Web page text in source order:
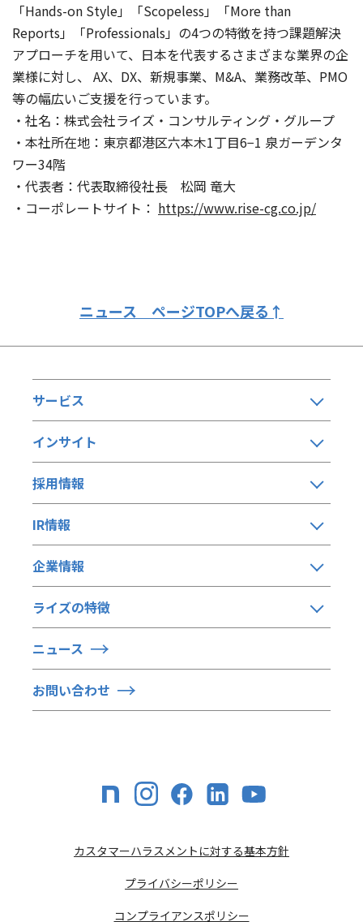
「Hands-on Style」「Scopeless」「More than
Reports」「Professionals」の4つの特徴を持つ課題解決
アプローチを用いて、日本を代表するさまざまな業界の企
業様に対し、 AX、DX、新規事業、M&A、業務改革、PMO
等の幅広いご支援を行っています。
・社名：株式会社ライズ・コンサルティング・グループ
・本社所在地：東京都港区六本木1丁目6−1 泉ガーデンタ
ワー34階
・代表者：代表取締役社長 松岡 竜大
・コーポレートサイト： https://www.rise-cg.co.jp/
ニュース ページTOPへ戻る ↑
サービス
インサイト
採用情報
IR情報
企業情報
ライズの特徴
ニュース
お問い合わせ
カスタマーハラスメントに対する基本方針
プライバシーポリシー
コンプライアンスポリシー